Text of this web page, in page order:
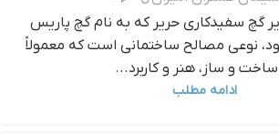
گچ سفیدکاری حریر که به نام گچ پاريس
نوعي مصالح ساختماني است که معمولاً
و ساز، هنر و کاربرد...
ادامه مطلب